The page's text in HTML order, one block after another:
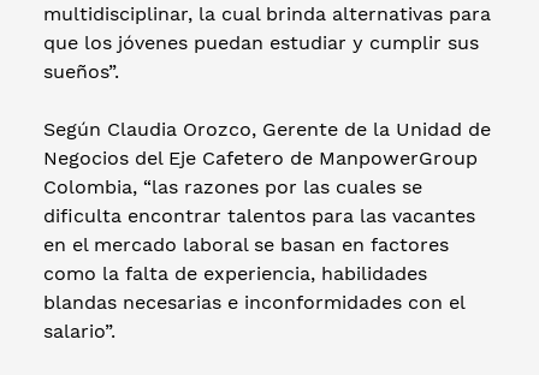
multidisciplinar, la cual brinda alternativas para
que los jóvenes puedan estudiar y cumplir sus
sueños”.
Según Claudia Orozco, Gerente de la Unidad de
Negocios del Eje Cafetero de ManpowerGroup
Colombia, “las razones por las cuales se
dificulta encontrar talentos para las vacantes
en el mercado laboral se basan en factores
como la falta de experiencia, habilidades
blandas necesarias e inconformidades con el
salario”.